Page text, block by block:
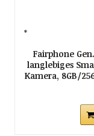
Fairphone
langlebiges
Kamera, 8GB/